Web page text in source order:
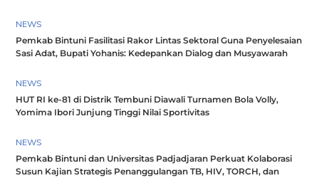
NEWS
Pemkab Bintuni Fasilitasi Rakor Lintas Sektoral Guna Penyelesaian
Sasi Adat, Bupati Yohanis: Kedepankan Dialog dan Musyawarah
NEWS
HUT RI ke-81 di Distrik Tembuni Diawali Turnamen Bola Volly,
Yomima Ibori Junjung Tinggi Nilai Sportivitas
NEWS
Pemkab Bintuni dan Universitas Padjadjaran Perkuat Kolaborasi
Susun Kajian Strategis Penanggulangan TB, HIV, TORCH, dan